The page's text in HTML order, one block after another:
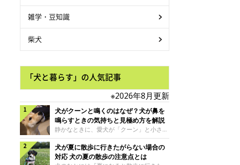
雑学・豆知識
柴犬
「犬と暮らす」の人気記事
※2026年8月更新
犬がクーンと鳴くのはなぜ？犬が鼻を
鳴らすときの気持ちと見極め方を解説
静かなときに、愛犬が「クーン」と小さく
鳴いたり、鼻を鳴らすような音を出したり
することはありませんか？ 大きく吠える
わけではない分、「不安なの？それとも何
犬が夏に散歩に行きたがらない場合の
対応 犬の夏の散歩の注意点とは